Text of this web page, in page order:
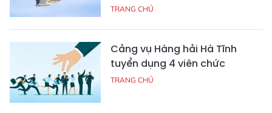
TRANG CHỦ
Cảng vụ Hàng hải Hà Tĩnh
tuyển dụng 4 viên chức
TRANG CHỦ